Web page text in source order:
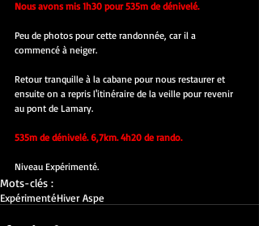
Nous avons mis 1h30 pour 535m de dénivelé.
Peu de photos pour cette randonnée, car il a
commencé à neiger.
Retour tranquille à la cabane pour nous restaurer et
ensuite on a repris l'itinéraire de la veille pour revenir
au pont de Lamary.
535m de dénivelé. 6,7km. 4h20 de rando.
Niveau Expérimenté.
Mots-clés :
ExpérimentéHiver Aspe